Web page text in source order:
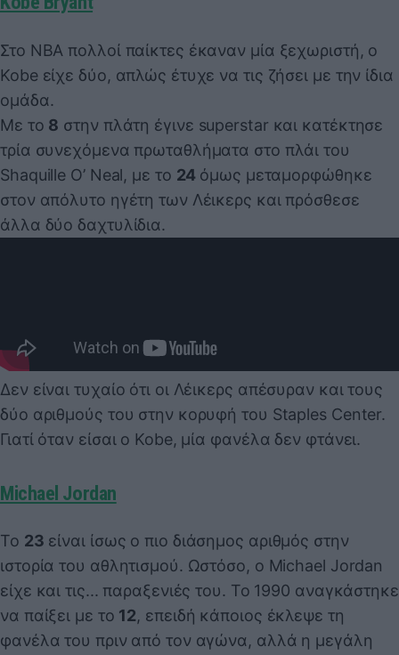
Στο ΝΒΑ πολλοί παίκτες έκαναν μία ξεχωριστή, ο
Kobe είχε δύο, απλώς έτυχε να τις ζήσει με την ίδια
ομάδα.
Με το 8 στην πλάτη έγινε superstar και κατέκτησε
τρία συνεχόμενα πρωταθλήματα στο πλάι του
Shaquille O’ Neal, με το 24 όμως μεταμορφώθηκε
στον απόλυτο ηγέτη των Λέικερς και πρόσθεσε
άλλα δύο δαχτυλίδια.
Δεν είναι τυχαίο ότι οι Λέικερς απέσυραν και τους
δύο αριθμούς του στην κορυφή του Staples Center.
Γιατί όταν είσαι ο Kobe, μία φανέλα δεν φτάνει.
Michael Jordan
Το 23 είναι ίσως ο πιο διάσημος αριθμός στην
ιστορία του αθλητισμού. Ωστόσο, ο Michael Jordan
είχε και τις... παραξενιές του. Το 1990 αναγκάστηκε
να παίξει με το 12, επειδή κάποιος έκλεψε τη
φανέλα του πριν από τον αγώνα, αλλά η μεγάλη